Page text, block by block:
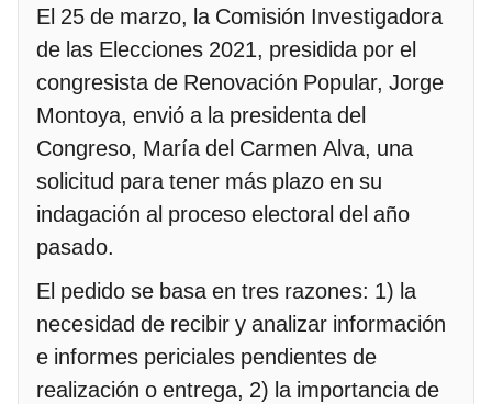
El 25 de marzo, la Comisión Investigadora
de las Elecciones 2021, presidida por el
congresista de Renovación Popular, Jorge
Montoya, envió a la presidenta del
Congreso, María del Carmen Alva, una
solicitud para tener más plazo en su
indagación al proceso electoral del año
pasado.
El pedido se basa en tres razones: 1) la
necesidad de recibir y analizar información
e informes periciales pendientes de
realización o entrega, 2) la importancia de